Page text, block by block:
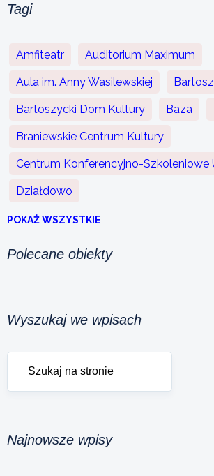
Tagi
Amfiteatr Auditorium Maximum
Aula im. Anny Wasilewskiej
Bartoszycki Dom Kultury Baza
Braniewskie Centrum Kultury
Centrum Konferencyjno-Szkoleniowe
Działdowo
POKAŻ WSZYSTKIE
Polecane obiekty
Wyszukaj we wpisach
Najnowsze wpisy